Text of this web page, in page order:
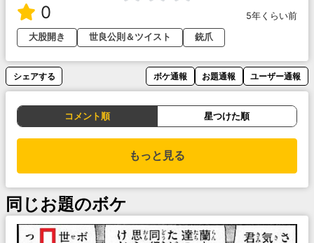
0
5年くらい前
大股開き
世良公則＆ツイスト 銃爪
シェアする ボケ通報 お題通報 ユーザー通報
コメント順 星つけた順
もっと見る
同じお題のボケ